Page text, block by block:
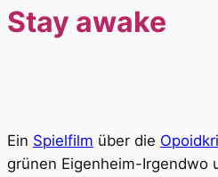
Stay awake
Ein Spielfilm über die
grünen Eigenheim-Irgendwo